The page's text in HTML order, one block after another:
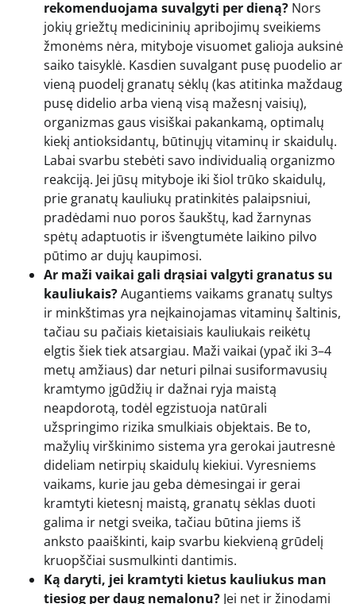
rekomenduojama suvalgyti per dieną? Nors
jokių griežtų medicininių apribojimų sveikiems
žmonėms nėra, mityboje visuomet galioja auksinė
saiko taisyklė. Kasdien suvalgant pusę puodelio ar
vieną puodelį granatų sėklų (kas atitinka maždaug
pusę didelio arba vieną visą mažesnį vaisių),
organizmas gaus visiškai pakankamą, optimalų
kiekį antioksidantų, būtinųjų vitaminų ir skaidulų.
Labai svarbu stebėti savo individualią organizmo
reakciją. Jei jūsų mityboje iki šiol trūko skaidulų,
prie granatų kauliukų pratinkitės palaipsniui,
pradėdami nuo poros šaukštų, kad žarnynas
spėtų adaptuotis ir išvengtumėte laikino pilvo
pūtimo ar dujų kaupimosi.
Ar maži vaikai gali drąsiai valgyti granatus su
kauliukais?Augantiems vaikams granatų sultys
ir minkštimas yra neįkainojamas vitaminų šaltinis,
tačiau su pačiais kietaisiais kauliukais reikėtų
elgtis šiek tiek atsargiau. Maži vaikai (ypač iki 3–4
metų amžiaus) dar neturi pilnai susiformavusių
kramtymo įgūdžių ir dažnai ryja maistą
neapdorotą, todėl egzistuoja natūrali
užspringimo rizika smulkiais objektais. Be to,
mažylių virškinimo sistema yra gerokai jautresnė
dideliam netirpių skaidulų kiekiui. Vyresniems
vaikams, kurie jau geba dėmesingai ir gerai
kramtyti kietesnį maistą, granatų sėklas duoti
galima ir netgi sveika, tačiau būtina jiems iš
anksto paaiškinti, kaip svarbu kiekvieną grūdelį
kruopščiai susmulkinti dantimis.
Ką daryti, jei kramtyti kietus kauliukus man
tiesiog per daug nemalonu? Jei net ir žinodami